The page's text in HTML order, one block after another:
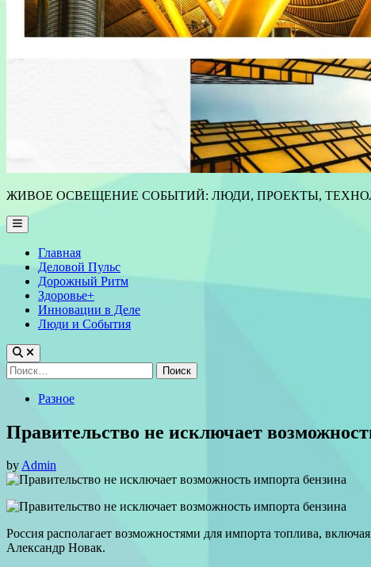
ЖИВОЕ ОСВЕЩЕНИЕ СОБЫТИЙ: ЛЮДИ, ПРОЕКТЫ,
Main
Menu
Главная
Деловой Пульс
Дорожный Ритм
Здоровье+
Инновации в Деле
Люди и События
Найти:
PostedРазное
Правительство не исключает
byAdmin
Россия располагает возможностями для импорта топлива,
Александр Новак.